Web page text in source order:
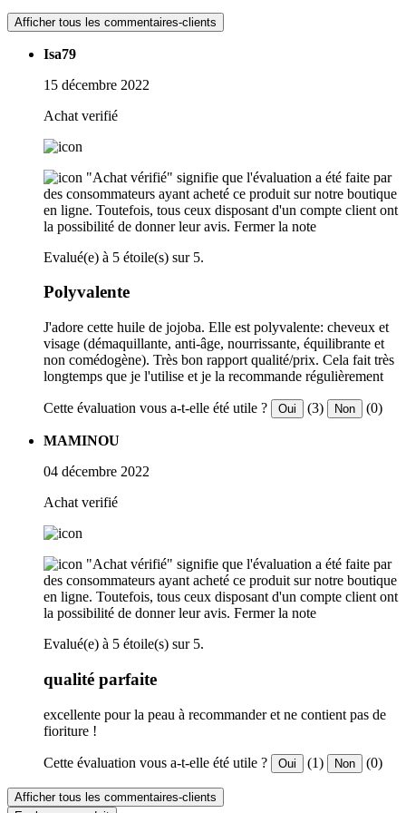
Afficher tous les commentaires-clients
Isa79
15 décembre 2022
Achat verifié
"Achat vérifié" signifie que l'évaluation a été faite par
des consommateurs ayant acheté ce produit sur notre boutique
en ligne. Toutefois, tous ceux disposant d'un compte client ont
la possibilité de donner leur avis. Fermer la note
Evalué(e) à 5 étoile(s) sur 5.
Polyvalente
J'adore cette huile de jojoba. Elle est polyvalente: cheveux et
visage (démaquillante, anti-âge, nourrissante, équilibrante et
non comédogène). Très bon rapport qualité/prix. Cela fait très
longtemps que je l'utilise et je la recommande régulièrement
Cette évaluation vous a-t-elle été utile ? Oui (3) Non (0)
MAMINOU
04 décembre 2022
Achat verifié
"Achat vérifié" signifie que l'évaluation a été faite par
des consommateurs ayant acheté ce produit sur notre boutique
en ligne. Toutefois, tous ceux disposant d'un compte client ont
la possibilité de donner leur avis. Fermer la note
Evalué(e) à 5 étoile(s) sur 5.
qualité parfaite
excellente pour la peau à recommander et ne contient pas de
fioriture !
Cette évaluation vous a-t-elle été utile ? Oui (1) Non (0)
Afficher tous les commentaires-clients